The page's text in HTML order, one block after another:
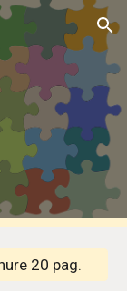
Skip to navigation
20 pag.